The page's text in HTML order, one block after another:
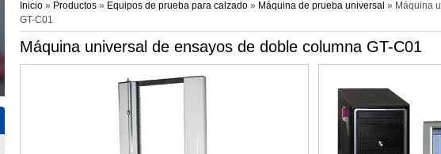
Inicio » Productos » Equipos de prueba para calzado » Máquina de prueba universal » Máquina
GT-C01
Máquina universal de ensayos de doble columna GT-C01